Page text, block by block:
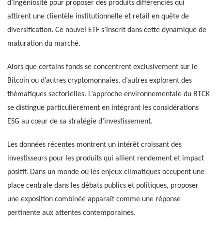
d’ingéniosité pour proposer des produits différenciés qui
attirent une clientèle institutionnelle et retail en quête de
diversification. Ce nouvel ETF s’inscrit dans cette dynamique de
maturation du marché.
Alors que certains fonds se concentrent exclusivement sur le
Bitcoin ou d’autres cryptomonnaies, d’autres explorent des
thématiques sectorielles. L’approche environnementale du BTCK
se distingue particulièrement en intégrant les considérations
ESG au cœur de sa stratégie d’investissement.
Les données récentes montrent un intérêt croissant des
investisseurs pour les produits qui allient rendement et impact
positif. Dans un monde où les enjeux climatiques occupent une
place centrale dans les débats publics et politiques, proposer
une exposition combinée apparaît comme une réponse
pertinente aux attentes contemporaines.